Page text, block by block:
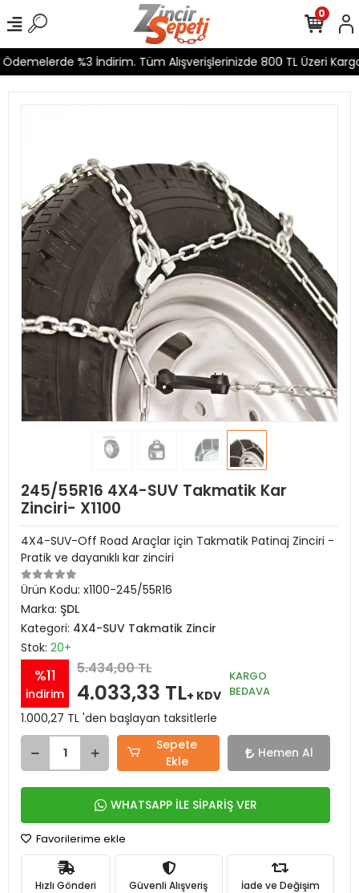
%3 İndirim. Tüm Alışverişlerinizde 800 TL Üzeri Kargo
0
245/55R16 4X4-SUV Takmatik Kar
Zinciri- X1100
4X4-SUV-Off Road Araçlar için Takmatik Patinaj Zinciri -
Pratik ve dayanıklı kar zinciri
Ürün Kodu: x1100-245/55R16
Marka: ŞDL
Kategori: 4X4-SUV Takmatik Zincir
Stok: 20+
%11
indirim
5.434,00 TL
4.033,33 TL+ KDV
KARGO
BEDAVA
1.000,27 TL 'den başlayan taksitlerle
Sepete
Ekle
Hemen Al
WHATSAPP İLE SİPARİŞ VER
Favorilerime ekle
Hızlı Gönderi Güvenli Alışveriş İade ve Değişim